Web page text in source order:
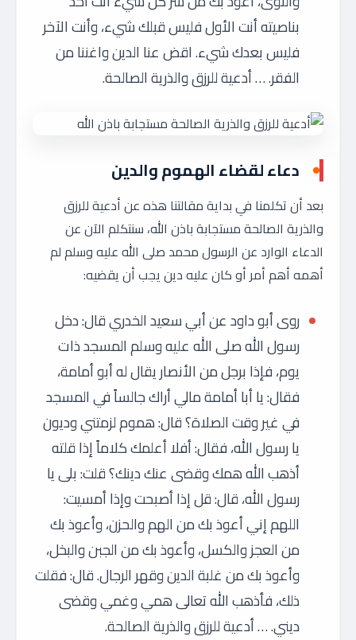
بناصيته أنت الأول فليس قبلك شيء، وأنت الآخر
فليس بعدك شيء. اقض عنا الدين واغننا من
الفقر. … أدعية للرزق والذرية الصالحة.
دعاء لقضاء الهموم والدين
بعد أن تكلمنا في بداية مقالتنا هذه عن أدعية للرزق
والذرية الصالحة مستجابة باذن الله، سنتكلم الآن عن
الدعاء الوارد عن الرسول محمد صلى الله عليه وسلم لم
أهمه أهم أمر أو كان عليه دين يجب أن يقضيه:
روى أبو داود عن أبي سعيد الخدري قال: دخل
رسول الله صلى الله عليه وسلم المسجد ذات
يوم، فإذا برجل من الأنصار يقال له أبو أمامة،
فقال: يا أبا أمامة مالي أراك جالساً في المسجد
في غير وقت الصلاة؟ قال: هموم لزمتني وديون
يا رسول الله، فقال: أفلا أعلمك كلاماً إذا قلته
أذهب الله همك وقضى عنك دينك؟ قلت: بلى يا
رسول الله، قال: قل إذا أصبحت وإذا أمسيت:
اللهم إني أعوذ بك من الهم والحزن، وأعوذ بك
من العجز والكسل، وأعوذ بك من الجبن والبخل،
وأعوذ بك من غلبة الدين وقهر الرجال. قال: فقلت
ذلك، فأذهب الله تعالى همي وغمي وقضى
ديني. … أدعية للرزق والذرية الصالحة.